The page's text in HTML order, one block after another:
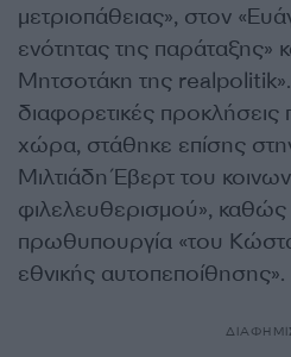
μετριοπάθειας», στον
ενότητας της παράταξης»
Μητσοτάκη της realpolitik».
διαφορετικές προκλήσεις
χώρα, στάθηκε επίσης
Μιλτιάδη Έβερτ του
φιλελευθερισμού», καθώς
πρωθυπουργία «του
εθνικής αυτοπεποίθησης».